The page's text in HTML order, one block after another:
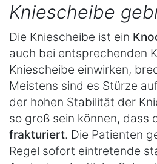
Kniescheibe
Die Kniescheibe ist ein
auch bei entsprechenden
Kniescheibe einwirken,
Meistens sind es Stürze
der hohen Stabilität der
so groß sein können, dass
frakturiert. Die Patienten
Regel sofort eintretende